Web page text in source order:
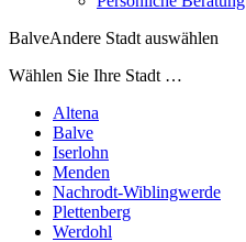
BalveAndere Stadt auswählen
Wählen Sie Ihre Stadt …
Altena
Balve
Iserlohn
Menden
Nachrodt-Wiblingwerde
Plettenberg
Werdohl